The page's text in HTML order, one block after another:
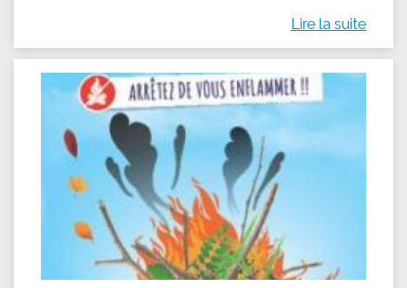
Lire la suite